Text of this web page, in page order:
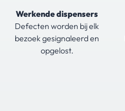
Werkende dispensers
Defecten worden bij elk
bezoek gesignaleerd en
opgelost.